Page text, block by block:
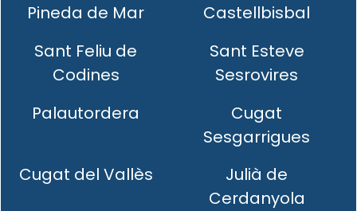
Pineda de Mar
Castellbisbal
Sant Feliu de
Codines
Sant Esteve
Sesrovires
Palautordera
Cugat
Sesgarrigues
Cugat del Vallès
Julià de
Cerdanyola